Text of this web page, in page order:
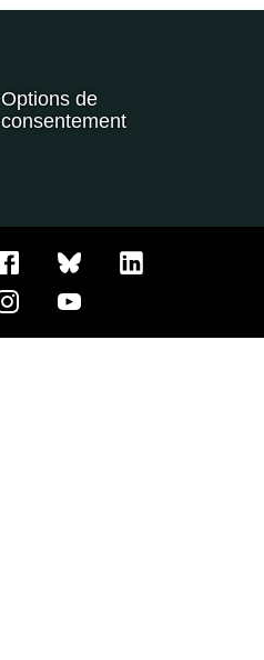
Options de
consentement